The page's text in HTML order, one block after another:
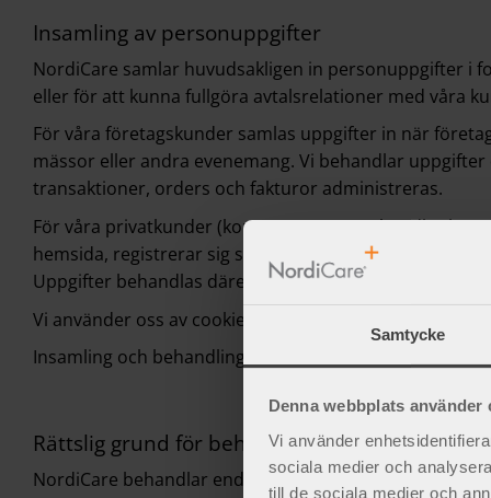
Samtycke
Denna webbplats använder
Vi använder
sociala medier och
till de sociala medier och
Insamling av personuppgifter
NordiCare samlar huvudsakligen in personuppgifter i
eller för att kunna fullgöra avtalsrelationer med våra
För våra företagskunder samlas uppgifter in när
mässor eller andra evenemang. Vi behandlar
transaktioner, orders och fakturor administreras.
För våra privatkunder (konsumenter som handlar hos
hemsida, registrerar sig som kund på vår hemsida
Uppgifter behandlas däremot i vårt ekonomi- och
Vi använder oss av cookies på vår webbplats.
Insamling och behandling av personuppgifter kan
Rättslig grund för behandling av
NordiCare behandlar endast personuppgifter när vi